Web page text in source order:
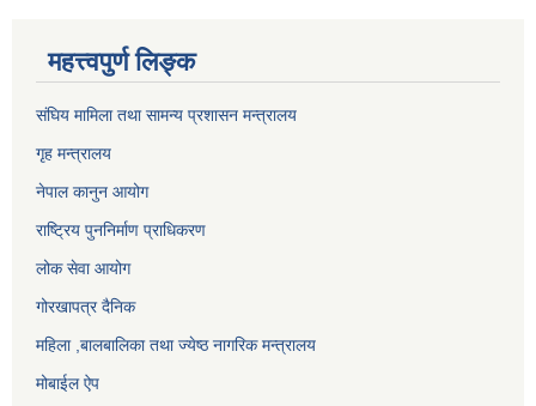
महत्त्वपुर्ण लिङ्क
संघिय मामिला तथा सामन्य प्रशासन मन्त्रालय
गृह मन्त्रालय
नेपाल कानुन आयोग
राष्ट्रिय पुननिर्माण प्राधिकरण
लोक सेवा आयोग
गोरखापत्र दैनिक
महिला ,बालबालिका तथा ज्येष्ठ नागरिक मन्त्रालय
मोबाईल ऐप